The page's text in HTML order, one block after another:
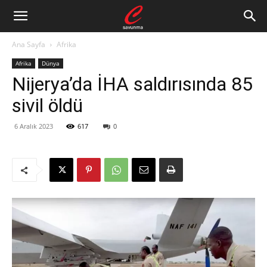
Ana Sayfa Afrika
Afrika Dünya
Nijerya’da İHA saldırısında 85
sivil öldü
6 Aralık 2023 617 0